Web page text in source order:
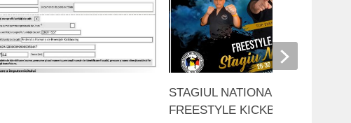
STAGIUL NATIONAL DE VARA –
FREESTYLE KICKBOXING